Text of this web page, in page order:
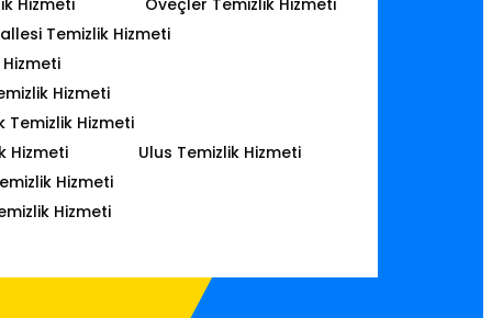
Temizlik Hizmeti
Hizmeti
Temizlik Hizmeti
Hizmeti
Ulus Temizlik Hizmeti
Hizmeti
Hizmeti